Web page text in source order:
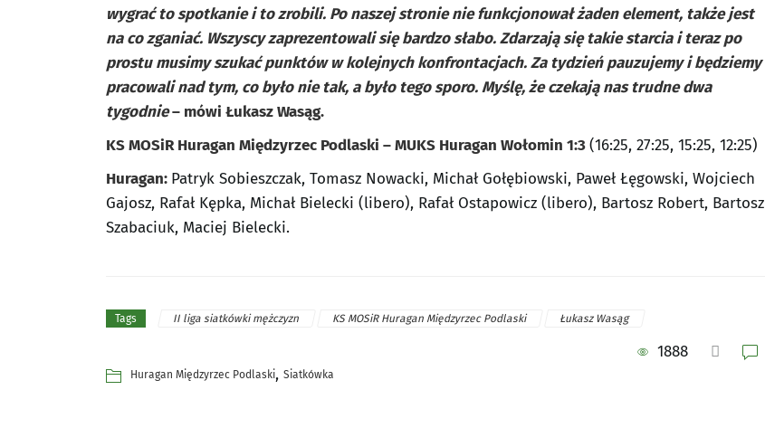
wygrać to spotkanie i to zrobili. Po naszej stronie nie funkcjonował żaden element, także jest
na co zganiać. Wszyscy zaprezentowali się bardzo słabo. Zdarzają się takie starcia i teraz po
prostu musimy szukać punktów w kolejnych konfrontacjach. Za tydzień pauzujemy i będziemy
pracowali nad tym, co było nie tak, a było tego sporo. Myślę, że czekają nas trudne dwa
tygodnie– mówi Łukasz Wasąg.
KS MOSiR Huragan Międzyrzec Podlaski – MUKS Huragan Wołomin 1:3(16:25, 27:25, 15:25, 12:25)
Huragan: Patryk Sobieszczak, Tomasz Nowacki, Michał Gołębiowski, Paweł Łęgowski, Wojciech
Gajosz, Rafał Kępka, Michał Bielecki (libero), Rafał Ostapowicz (libero), Bartosz Robert, Bartosz
Szabaciuk, Maciej Bielecki.
Tags II liga siatkówki mężczyzn KS MOSiR Huragan Międzyrzec Podlaski Łukasz Wasąg
1888
Huragan Międzyrzec Podlaski, Siatkówka